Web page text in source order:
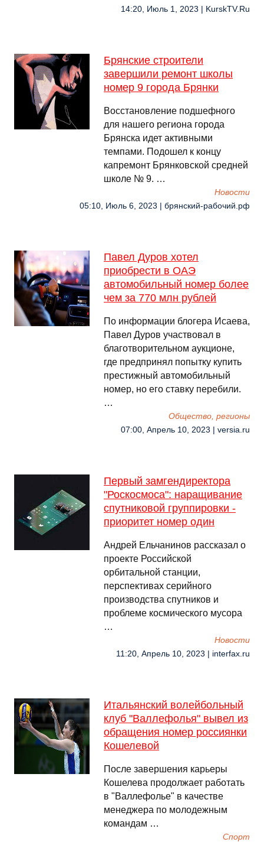
14:20, Июль 1, 2023 | KurskTV.Ru
Брянские строители
завершили ремонт школы
номер 9 города Брянки
Восстановление подшефного
для нашего региона города
Брянска идет активными
темпами. Подошел к концу
капремонт Брянковской средней
школе № 9. …
Новости
05:10, Июль 6, 2023 | брянский-рабочий.рф
Павел Дуров хотел
приобрести в ОАЭ
автомобильный номер более
чем за 770 млн рублей
По информации блогера Исаева,
Павел Дуров участвовал в
благотворительном аукционе,
где предпринял попытку купить
престижный автомобильный
номер, но его ставку перебили.
…
Общество, регионы
07:00, Апрель 10, 2023 | versia.ru
Первый замгендиректора
"Роскосмоса": наращивание
спутниковой группировки -
приоритет номер один
Андрей Ельчанинов рассказал о
проекте Российской
орбитальной станции,
перспективах серийного
производства спутников и
проблеме космического мусора
…
Новости
11:20, Апрель 10, 2023 | interfax.ru
Итальянский волейбольный
клуб "Валлефолья" вывел из
обращения номер россиянки
Кошелевой
После завершения карьеры
Кошелева продолжает работать
в "Валлефолье" в качестве
менеджера по молодежным
командам …
Спорт